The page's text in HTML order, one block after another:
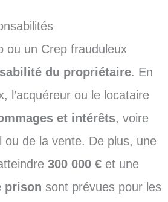
ou un Crep frauduleux
du propriétaire. En
l’acquéreur ou le locataire
et intérêts, voire
ou de la vente. De plus, une
300 000 € et une
prison sont prévues pour les